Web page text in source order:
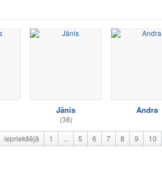
Jānis
(38)
Andra
iepriekšējā 1 ... 5 6 7 8 9 10